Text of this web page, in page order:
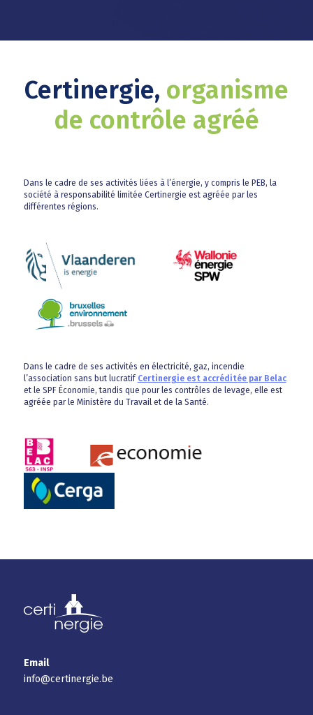
Certinergie, organisme
de contrôle agréé
Dans le cadre de ses activités liées à l’énergie, y compris le PEB, la
société à responsabilité limitée Certinergie est agréée par les
différentes régions.
Dans le cadre de ses activités en électricité, gaz, incendie
l’association sans but lucratif Certinergie est accréditée par Belac
et le SPF Économie, tandis que pour les contrôles de levage, elle est
agréée par le Ministère du Travail et de la Santé.
Email
info@certinergie.be